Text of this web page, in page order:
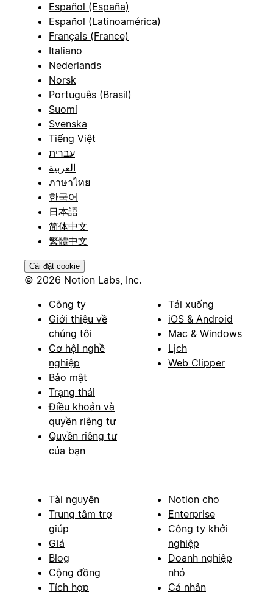
Español (España)
Español (Latinoamérica)
Français (France)
Italiano
Nederlands
Norsk
Português (Brasil)
Suomi
Svenska
Tiếng Việt
עברית
العربية
ภาษาไทย
한국어
日本語
简体中文
繁體中文
Cài đặt cookie
© 2026 Notion Labs, Inc.
Công ty
Giới thiệu về
chúng tôi
Cơ hội nghề
nghiệp
Bảo mật
Trạng thái
Điều khoản và
quyền riêng tư
Quyền riêng tư
của bạn
Tải xuống
iOS & Android
Mac & Windows
Lịch
Web Clipper
Tài nguyên
Trung tâm trợ
giúp
Giá
Blog
Cộng đồng
Tích hợp
Notion cho
Enterprise
Công ty khởi
nghiệp
Doanh nghiệp
nhỏ
Cá nhân